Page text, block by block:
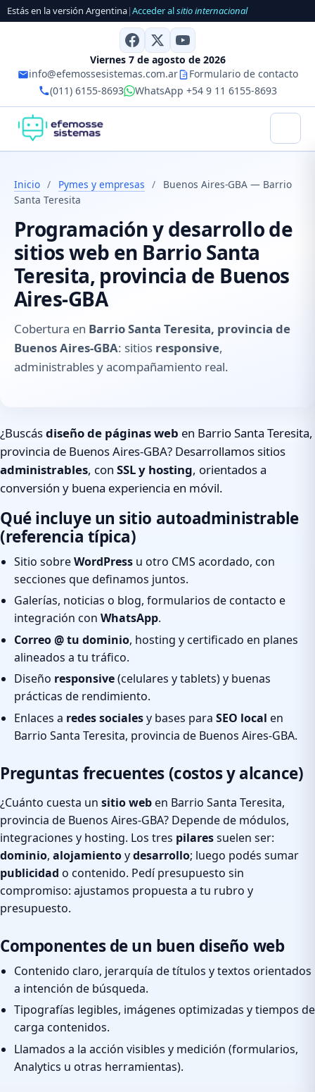
Estás en la versión Argentina|Acceder alsitio internacional
Viernes 7 de agosto de 2026
info@efemossesistemas.com.ar
Formulario de contacto
(011) 6155-8693
WhatsApp +54 9 11 6155-8693
Inicio / Pymes y empresas /
Buenos Aires-GBA — Barrio
Santa Teresita
Programación y desarrollo de
sitios web en Barrio Santa
Teresita, provincia de Buenos
Aires-GBA
Cobertura en Barrio Santa Teresita, provincia de
Buenos Aires-GBA: sitios responsive,
administrables y acompañamiento real.
¿Buscásdiseño de páginas web en Barrio Santa Teresita,
provincia de Buenos Aires-GBA? Desarrollamos sitios
administrables, con SSL y hosting, orientados a
conversión y buena experiencia en móvil.
Qué incluye un sitio autoadministrable
(referencia típica)
Sitio sobreWordPress u otro CMS acordado, con
secciones que definamos juntos.
Galerías, noticias o blog, formularios de contacto e
integración con WhatsApp.
Correo @ tu dominio, hosting y certificado en planes
alineados a tu tráfico.
Diseño responsive(celulares y tablets) y buenas
prácticas de rendimiento.
Enlaces a redes socialesy bases para SEO local en
Barrio Santa Teresita, provincia de Buenos Aires-GBA.
Preguntas frecuentes (costos y alcance)
¿Cuánto cuesta un sitio weben Barrio Santa Teresita,
provincia de Buenos Aires-GBA? Depende de módulos,
integraciones y hosting. Los tres pilaressuelen ser:
dominio, alojamientoydesarrollo; luego podés sumar
publicidad o contenido. Pedí presupuesto sin
compromiso: ajustamos propuesta a tu rubro y
presupuesto.
Componentes de un buen diseño web
Contenido claro, jerarquía de títulos y textos orientados
a intención de búsqueda.
Tipografías legibles, imágenes optimizadas y tiempos de
carga contenidos.
Llamados a la acción visibles y medición (formularios,
Analytics u otras herramientas).